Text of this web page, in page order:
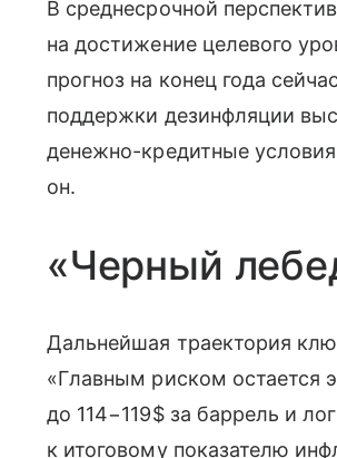
В среднесрочной
на достижение целевого
прогноз на конец года
поддержки дезинфляции
денежно-кредитные
он.
«Черный
Дальнейшая траектория
«Главным риском остается
до 114−119$ за баррель и
к итоговому показателю